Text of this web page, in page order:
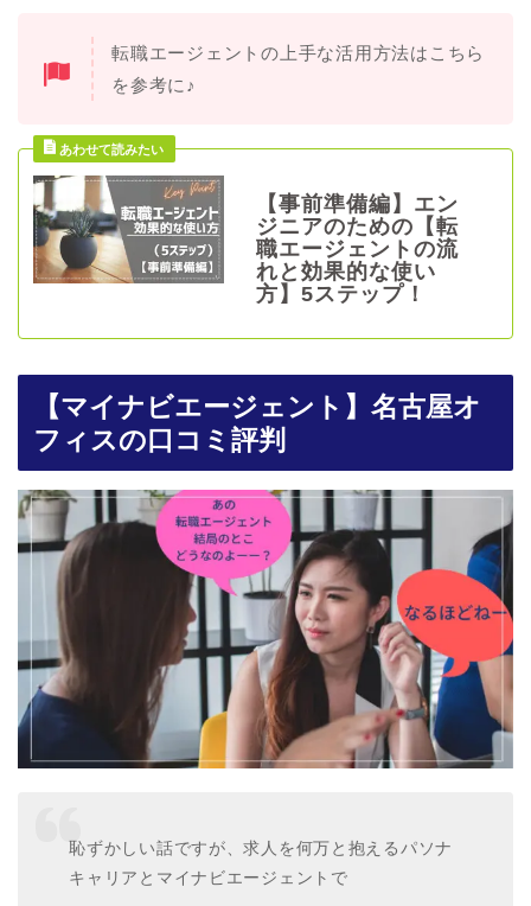
転職エージェントの上手な活用方法はこちら
を参考に♪
【事前準備編】エン
ジニアのための【転
職エージェントの流
れと効果的な使い
方】5ステップ！
【マイナビエージェント】名古屋オ
フィスの口コミ評判
恥ずかしい話ですが、求人を何万と抱えるパソナ
キャリアとマイナビエージェントで